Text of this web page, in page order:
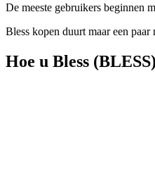
Sluit je aan bij top traders
De meeste gebruikers beginnen
Bless kopen duurt maar een
Hoe u Bless